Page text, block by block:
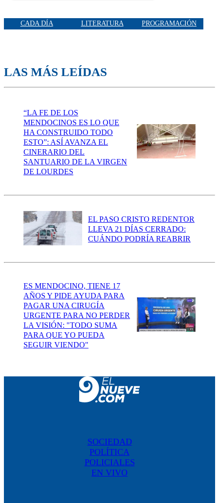
CADA DÍA LITERATURA PROGRAMACIÓN
LAS MÁS LEÍDAS
“LA FE DE LOS
MENDOCINOS ES LO QUE
HA CONSTRUIDO TODO
ESTO”: ASÍ AVANZA EL
CINERARIO DEL
SANTUARIO DE LA VIRGEN
DE LOURDES
EL PASO CRISTO REDENTOR
LLEVA 21 DÍAS CERRADO:
CUÁNDO PODRÍA REABRIR
ES MENDOCINO, TIENE 17
AÑOS Y PIDE AYUDA PARA
PAGAR UNA CIRUGÍA
URGENTE PARA NO PERDER
LA VISIÓN: "TODO SUMA
PARA QUE YO PUEDA
SEGUIR VIENDO"
SOCIEDAD
POLÍTICA
POLICIALES
EN VIVO